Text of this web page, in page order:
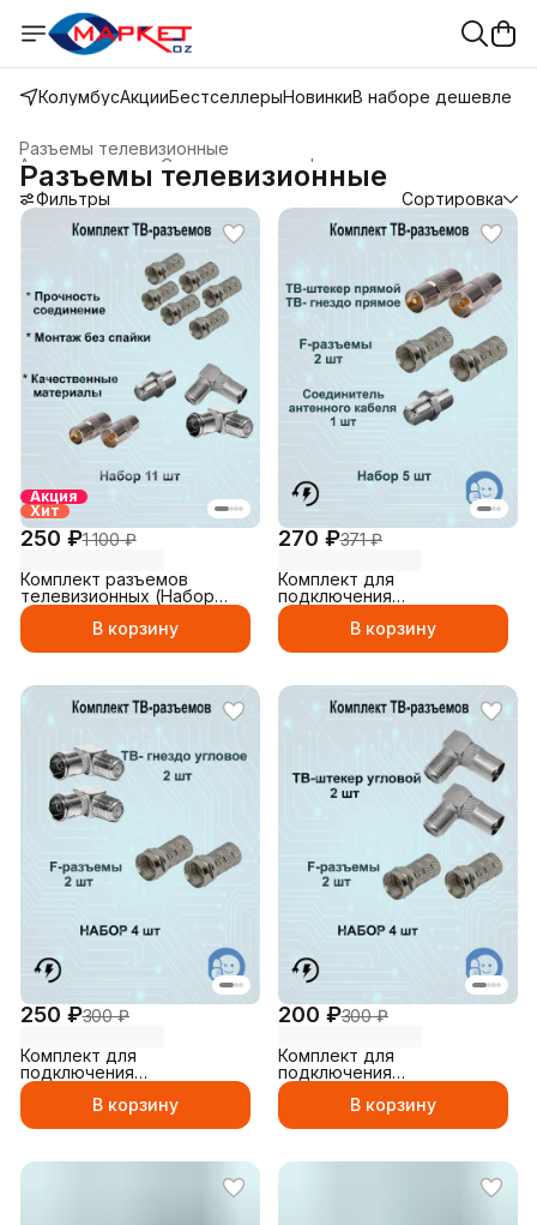
КолумбусАкцииБестселлерыНовинкиВ наборе дешевле
Разъемы телевизионные
Аксессуары для Спутникового и эфирного телевидения
Телевидение
›
Каталог ›
Главная ›
Разъемы телевизионные
Фильтры Сортировка
Акция
Хит
250 ₽1 100 ₽
Комплект разъемов
телевизионных (Набор
№2)
В корзину
270 ₽371 ₽
Комплект для
подключения
телевизионный, антенный
соединитель Набор 12 (
Тв-штекер прямой, ТВ-
В корзину
250 ₽300 ₽
Комплект для
подключения
телевизионный, антенный
соединитель Набор 7 (
ТВ- гнездо угловое, F-
В корзину
200 ₽300 ₽
Комплект для
подключения
телевизионный, антенный
соединитель Набор 6 ( Тв-
штекер угловой , F-
В корзину